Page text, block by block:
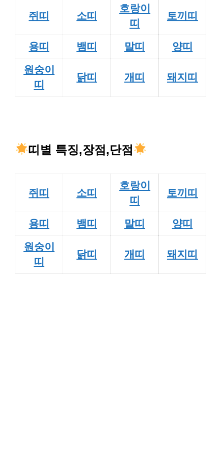
쥐띠 소띠
호랑이
띠
토끼띠
용띠 뱀띠 말띠 양띠
원숭이
띠
닭띠 개띠 돼지띠
띠별 특징,장점,단점
쥐띠 소띠
호랑이
띠
토끼띠
용띠 뱀띠 말띠 양띠
원숭이
띠
닭띠 개띠 돼지띠